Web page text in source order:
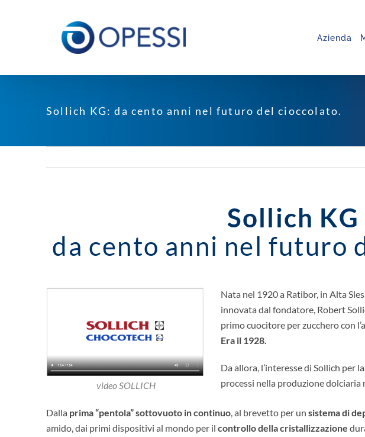
Azienda
Sollich KG: da cento anni nel futuro del cioccolato.
Sollich KG
da cento anni nel futuro
video SOLLICH
Nata nel 1920 a Ratibor, in Alta
innovata dal fondatore, Robert
primo cuocitore per zucchero con
Era il 1928.
Da allora, l’interesse di Sollich per
processi nella produzione dolciaria
Dalla prima “pentola” sottovuoto in continuo, al brevetto per un sistema di
amido, dai primi dispositivi al mondo per il controllo della cristallizzazione